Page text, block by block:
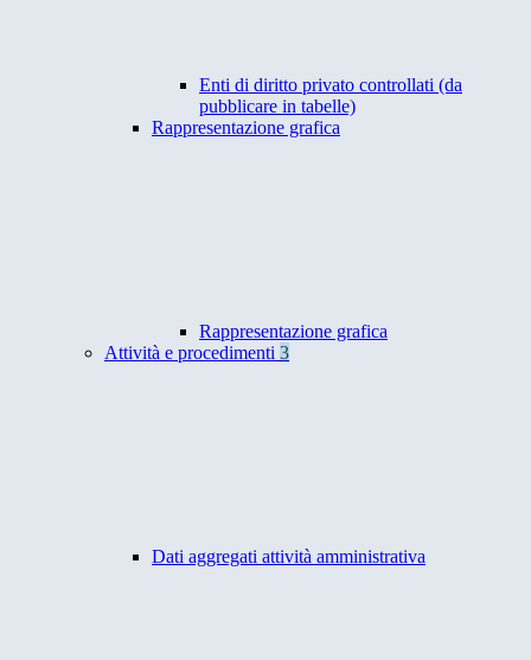
Enti di diritto privato controllati (da
pubblicare in tabelle)
Rappresentazione grafica
Rappresentazione grafica
Attività e procedimenti 3
Dati aggregati attività amministrativa